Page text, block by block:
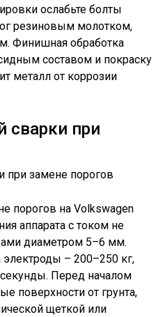
ослабьте болты
резиновым молотком,
Финишная обработка
составом и покраску
металл от коррозии
сварки при
порогов на Volkswagen
аппарата с током не
диаметром 5–6 мм.
– 200–250 кг,
Перед началом
поверхности от грунта,
щеткой или